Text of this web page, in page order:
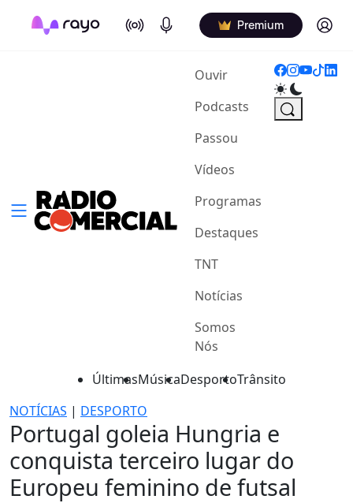
On Air Podcasts Premium Log in
Ouvir(current)
Podcasts
Passou
Vídeos
Programas
Destaques
TNT
Notícias
Somos
Nós
ÚltimasMúsicaDesportoTrânsito
NOTÍCIAS | DESPORTO
Portugal goleia Hungria e
conquista terceiro lugar do
Europeu feminino de futsal